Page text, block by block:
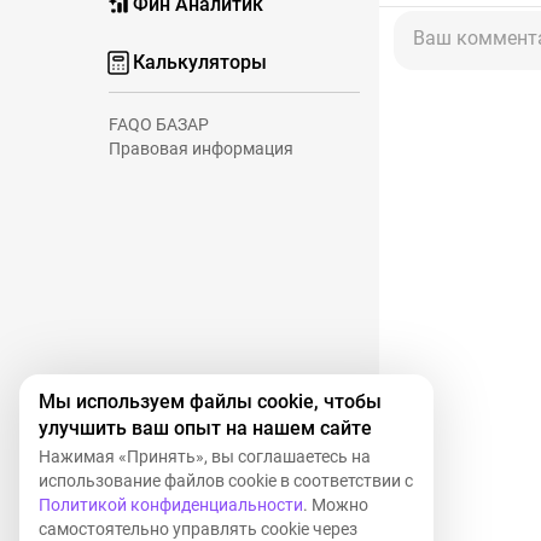
Калькуляторы
FAQО БАЗАР
Правовая информация
Ваш
Мы используем файлы cookie, чтобы
улучшить ваш опыт на нашем сайте
Нажимая «Принять», вы соглашаетесь на
использование файлов cookie в соответствии с
Политикой конфиденциальности. Можно
самостоятельно управлять cookie через